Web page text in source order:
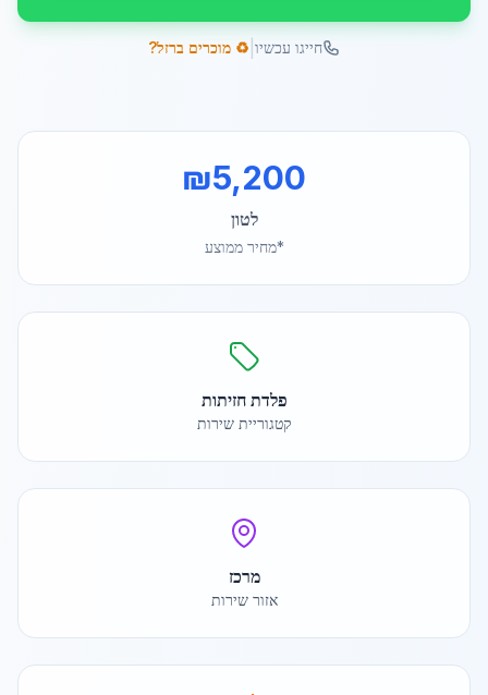
חייגו עכשיו ♻️ מוכרים ברזל?
₪5,200
לטון
*מחיר ממוצע
פלדת חזיתות
קטגוריית שירות
מרכז
אזור שירות